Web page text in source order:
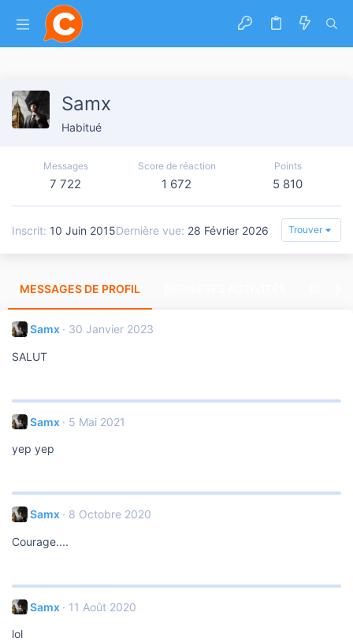
Samx
Habitué
Messages
7 722
Score de réaction
1 672
Points
5 810
Inscrit 10 Juin 2015Dernière vue 28 Février 2026 Trouver
MESSAGES DE PROFIL
Samx 30 Janvier 2023
SALUT
Samx 5 Mai 2021
yep yep
Samx 8 Octobre 2020
Courage....
Samx 11 Août 2020
lol